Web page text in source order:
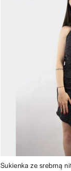
Sukienka ze srebrną